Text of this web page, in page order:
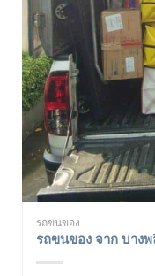
รถขนของ
รถขนของ จาก บาง